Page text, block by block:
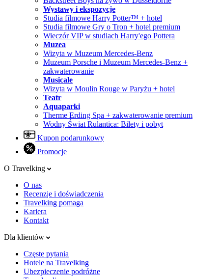
Wystawy i ekspozycje
Studia filmowe Harry Potter™ + hotel
Studia filmowe Gry o Tron + hotel premium
Wieczór VIP w studiach Harry'ego Pottera
Muzea
Wizyta w Muzeum Mercedes-Benz
Muzeum Porsche i Muzeum Mercedes-Benz +
zakwaterowanie
Musicale
Wizyta w Moulin Rouge w Paryżu + hotel
Teatr
Aquaparki
Therme Erding Spa + zakwaterowanie premium
Wodny Świat Rulantica: Bilety i pobyt
Kupon podarunkowy
Promocje
O Travelking
O nas
Recenzje i doświadczenia
Travelking pomaga
Kariera
Kontakt
Dla klientów
Częste pytania
Hotele na Travelking
Ubezpieczenie podróżne